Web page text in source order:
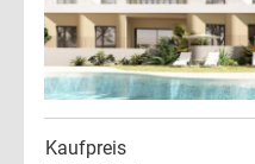
Kaufpreis